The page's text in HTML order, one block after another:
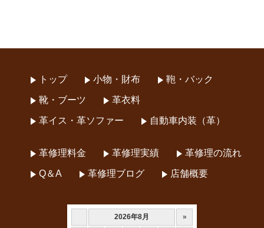
トップ 小物・財布 鞄・バック
靴・ブーツ 革衣料
革イス・革ソファー 自動車内装（革）
革修理料金 革修理実績 革修理の流れ
Q＆A 革修理ブログ 店舗概要